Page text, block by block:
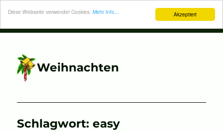
Akzeptiert
Diese Webseite verwendet Cookies. Mehr Info...
Weihnachten
Schlagwort:easy